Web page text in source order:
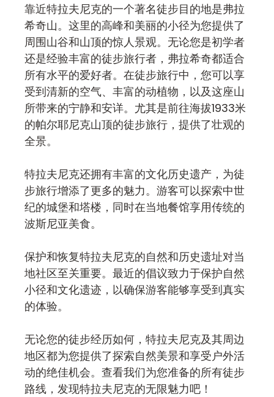
靠近特拉夫尼克的一个著名徒步目的地是弗拉
希奇山。这里的高峰和美丽的小径为您提供了
周围山谷和山顶的惊人景观。无论您是初学者
还是经验丰富的徒步旅行者，弗拉希奇都适合
所有水平的爱好者。在徒步旅行中，您可以享
受到清新的空气、丰富的动植物，以及这座山
所带来的宁静和安详。尤其是前往海拔1933米
的帕尔耶尼克山顶的徒步旅行，提供了壮观的
全景。
特拉夫尼克还拥有丰富的文化历史遗产，为徒
步旅行增添了更多的魅力。游客可以探索中世
纪的城堡和塔楼，同时在当地餐馆享用传统的
波斯尼亚美食。
保护和恢复特拉夫尼克的自然和历史遗址对当
地社区至关重要。最近的倡议致力于保护自然
小径和文化遗迹，以确保游客能够享受到真实
的体验。
无论您的徒步经历如何，特拉夫尼克及其周边
地区都为您提供了探索自然美景和享受户外活
动的绝佳机会。查看我们为您准备的所有徒步
路线，发现特拉夫尼克的无限魅力吧！